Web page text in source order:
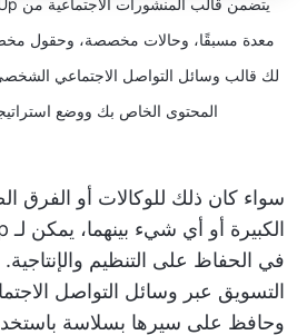
معدة مسبقًا، وحالات مخصصة، وحقول
لك قالب وسائل التواصل الاجتماعي
المحتوى الخاص بك ووضع
سواء كان ذلك للوكالات أو الفرق
في الحفاظ على التنظيم
التسويق عبر وسائل التواصل
وحافظ على سيرها بسلاسة